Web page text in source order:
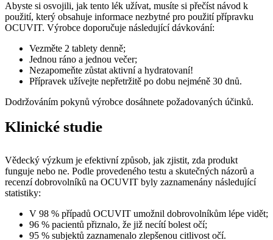
Abyste si osvojili, jak tento lék užívat, musíte si přečíst návod k
použití, který obsahuje informace nezbytné pro použití přípravku
OCUVIT. Výrobce doporučuje následující dávkování:
Vezměte 2 tablety denně;
Jednou ráno a jednou večer;
Nezapomeňte zůstat aktivní a hydratovaní!
Přípravek užívejte nepřetržitě po dobu nejméně 30 dnů.
Dodržováním pokynů výrobce dosáhnete požadovaných účinků.
Klinické studie
Vědecký výzkum je efektivní způsob, jak zjistit, zda produkt
funguje nebo ne. Podle provedeného testu a skutečných názorů a
recenzí dobrovolníků na OCUVIT byly zaznamenány následující
statistiky:
V 98 % případů OCUVIT umožnil dobrovolníkům lépe vidět;
96 % pacientů přiznalo, že již necítí bolest očí;
95 % subjektů zaznamenalo zlepšenou citlivost očí.